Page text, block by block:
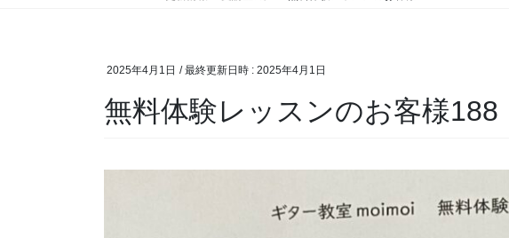
2025年4月1日 / 最終更新日時 : 2025年4月1日
無料体験レッスンのお客様188